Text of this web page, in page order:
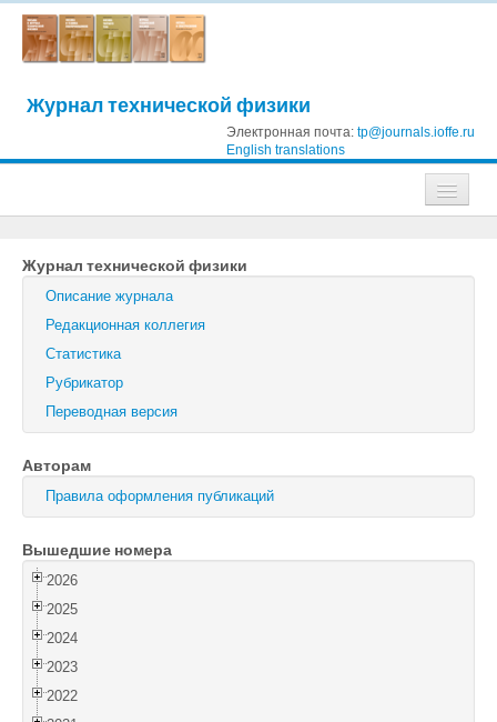
Журнал технической физики
Электронная почта: tp@journals.ioffe.ru
English translations
Журнал технической физики
Письма в Журнал технической физики
Физика твердого тела
Поиск
Журнал технической физики
Описание журнала
Редакционная коллегия
Статистика
Рубрикатор
Переводная версия
Авторам
Правила оформления публикаций
Вышедшие номера
2026
2025
2024
2023
2022